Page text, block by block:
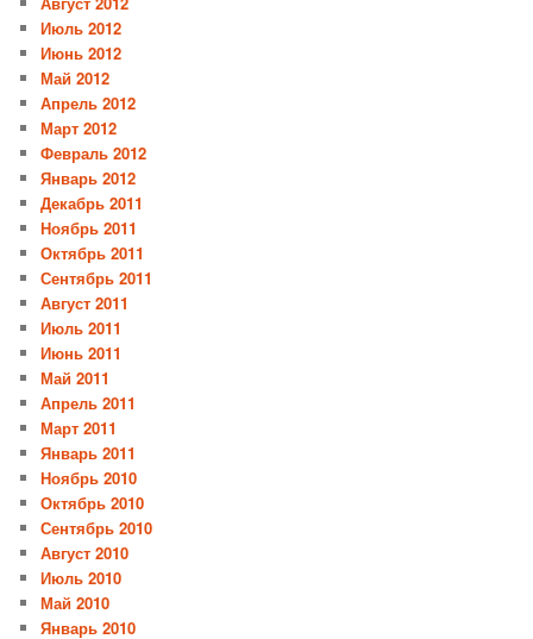
Июль 2012
Июнь 2012
Май 2012
Апрель 2012
Март 2012
Февраль 2012
Январь 2012
Декабрь 2011
Ноябрь 2011
Октябрь 2011
Сентябрь 2011
Август 2011
Июль 2011
Июнь 2011
Май 2011
Апрель 2011
Март 2011
Январь 2011
Ноябрь 2010
Октябрь 2010
Сентябрь 2010
Август 2010
Июль 2010
Май 2010
Январь 2010